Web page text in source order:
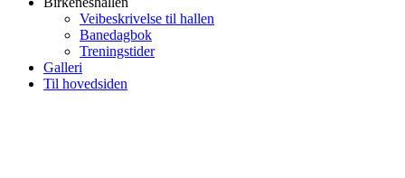
Veibeskrivelse til hallen
Banedagbok
Treningstider
Galleri
Til hovedsiden